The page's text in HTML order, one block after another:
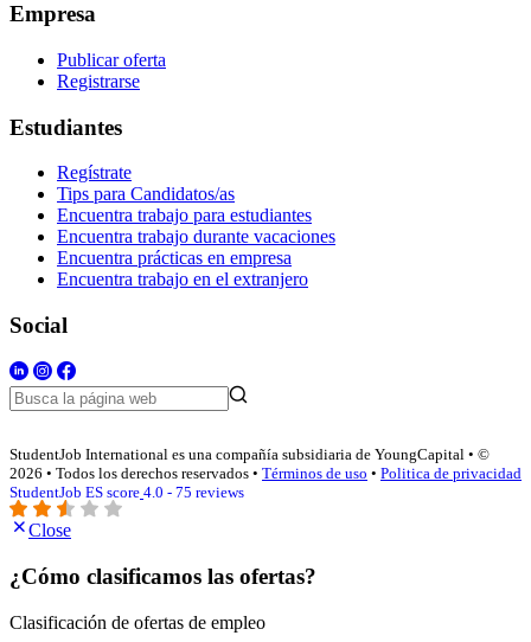
Empresa
Publicar oferta
Registrarse
Estudiantes
Regístrate
Tips para Candidatos/as
Encuentra trabajo para estudiantes
Encuentra trabajo durante vacaciones
Encuentra prácticas en empresa
Encuentra trabajo en el extranjero
Social
StudentJob International es una compañía subsidiaria de YoungCapital • ©
2026 • Todos los derechos reservados • Términos de uso • Politica de privacidad
StudentJob ES score 4.0 - 75 reviews
Close
¿Cómo clasificamos las ofertas?
Clasificación de ofertas de empleo